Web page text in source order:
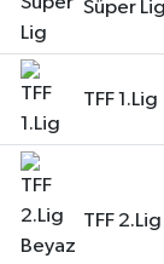
Süper Lig
TFF 1.Lig
TFF